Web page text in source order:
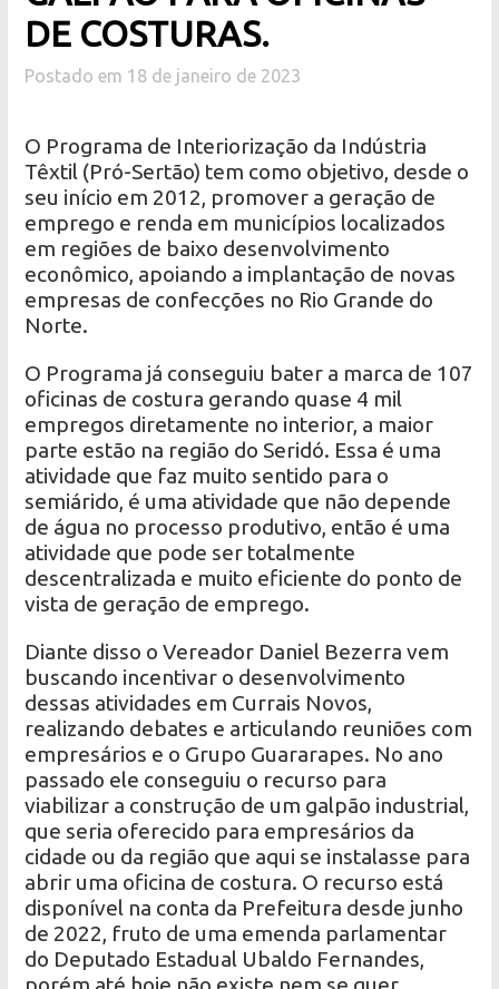
DE COSTURAS.
Postado em 18 de janeiro de 2023
O Programa de Interiorização da Indústria
Têxtil (Pró-Sertão) tem como objetivo, desde o
seu início em 2012, promover a geração de
emprego e renda em municípios localizados
em regiões de baixo desenvolvimento
econômico, apoiando a implantação de novas
empresas de confecções no Rio Grande do
Norte.
O Programa já conseguiu bater a marca de 107
oficinas de costura gerando quase 4 mil
empregos diretamente no interior, a maior
parte estão na região do Seridó. Essa é uma
atividade que faz muito sentido para o
semiárido, é uma atividade que não depende
de água no processo produtivo, então é uma
atividade que pode ser totalmente
descentralizada e muito eficiente do ponto de
vista de geração de emprego.
Diante disso o Vereador Daniel Bezerra vem
buscando incentivar o desenvolvimento
dessas atividades em Currais Novos,
realizando debates e articulando reuniões com
empresários e o Grupo Guararapes. No ano
passado ele conseguiu o recurso para
viabilizar a construção de um galpão industrial,
que seria oferecido para empresários da
cidade ou da região que aqui se instalasse para
abrir uma oficina de costura. O recurso está
disponível na conta da Prefeitura desde junho
de 2022, fruto de uma emenda parlamentar
do Deputado Estadual Ubaldo Fernandes,